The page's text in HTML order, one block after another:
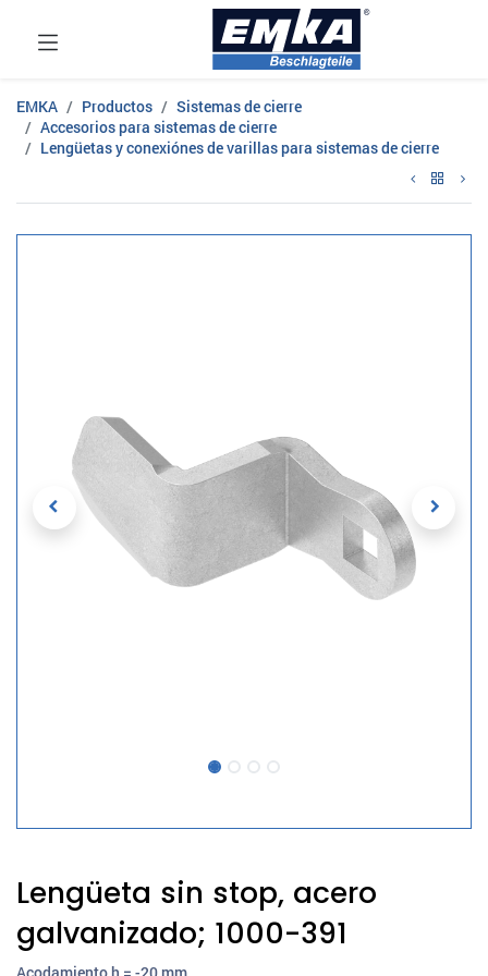
EMKA Productos
Sistemas de cierre
Accesorios para sistemas de cierre
Lengüetas y conexiónes de varillas para sistemas de cierre
Lengüeta sin stop, acero
galvanizado; 1000-391